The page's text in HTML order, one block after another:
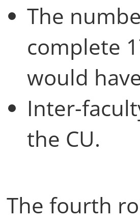
The
complete
would
Inter-
the CU.
The fourth